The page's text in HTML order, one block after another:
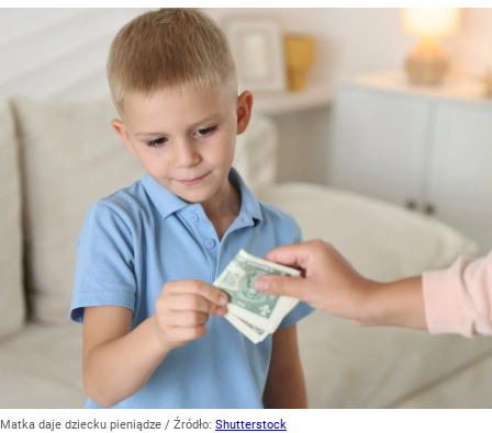
Matka daje dziecku pieniądze / Źródło: Shutterstock